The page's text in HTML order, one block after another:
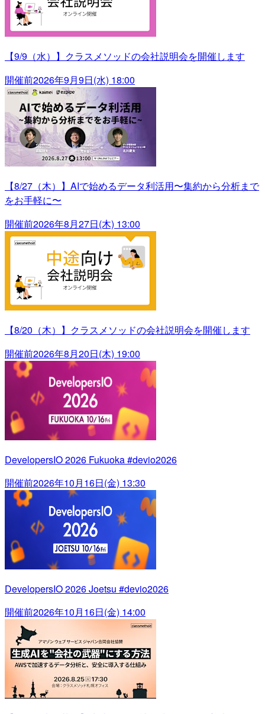
【9/9（水）】クラスメソッドの会社説明会を開催します
開催前2026年9月9日(水) 18:00
【8/27（木）】AIで始めるデータ利活用〜集約から分析まで
をお手軽に〜
開催前2026年8月27日(木) 13:00
【8/20（木）】クラスメソッドの会社説明会を開催します
開催前2026年8月20日(木) 19:00
DevelopersIO 2026 Fukuoka #devio2026
開催前2026年10月16日(金) 13:30
DevelopersIO 2026 Joetsu #devio2026
開催前2026年10月16日(金) 14:00